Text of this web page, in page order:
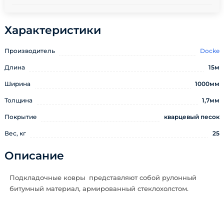
Характеристики
Производитель Docke
Длина 15м
Ширина 1000мм
Толщина 1,7мм
Покрытие кварцевый песок
Вес, кг 25
Описание
Подкладочные ковры представляют собой рулонный
битумный материал, армированный стеклохолстом.